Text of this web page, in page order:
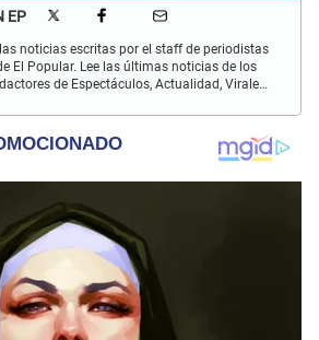
EP
noticias escritas por el staff de periodistas
El Popular. Lee las últimas noticias de los
de Espectáculos, Actualidad, Virales,